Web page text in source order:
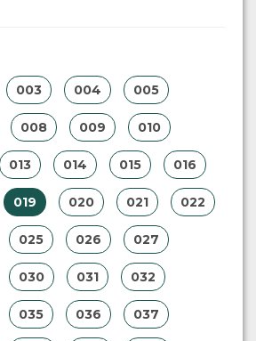
003 004 005
008 009 010
013 014 015 016
019 020 021 022
025 026 027
030 031 032
035 036 037